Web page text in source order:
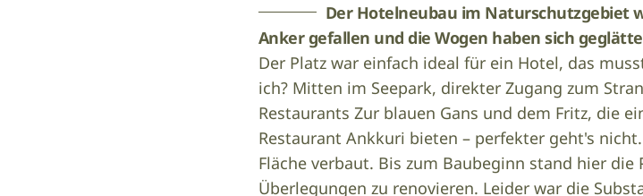
Der Hotelneubau im Naturschutzgebiet
Anker gefallen und die Wogen haben sich
Der Platz war einfach ideal für ein Hotel, das
ich? Mitten im Seepark, direkter Zugang zum
Restaurants Zur blauen Gans und dem Fritz, die
Restaurant Ankkuri bieten – perfekter geht's
Fläche verbaut. Bis zum Baubeginn stand hier die
Überlegungen zu renovieren. Leider war die